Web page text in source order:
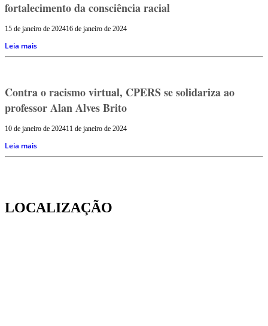
fortalecimento da consciência racial
15 de janeiro de 202416 de janeiro de 2024
Leia mais
Contra o racismo virtual, CPERS se solidariza ao
professor Alan Alves Brito
10 de janeiro de 202411 de janeiro de 2024
Leia mais
LOCALIZAÇÃO